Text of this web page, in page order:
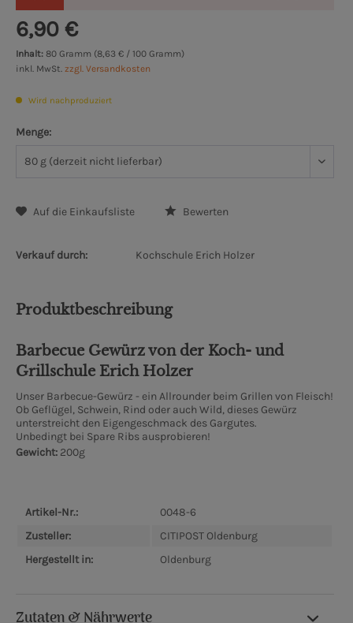
6,90 €
Inhalt: 80 Gramm (8,63 € / 100 Gramm)
inkl. MwSt. zzgl. Versandkosten
Wird nachproduziert
Menge:
Auf die Einkaufsliste Bewerten
Verkauf durch: Kochschule Erich Holzer
Produktbeschreibung
Bar­be­cue Gewürz von der Koch- und
Grillschule Erich Holzer
Unser Barbecue-Gewürz - ein Allrounder beim Grillen von Fleisch!
Ob Geflügel, Schwein, Rind oder auch Wild, dieses Gewürz
unterstreicht den Eigengeschmack des Gargutes.
Unbedingt bei Spare Ribs ausprobieren!
Gewicht: 200g
Artikel-Nr.:
0048-6
Zusteller:
CITIPOST Oldenburg
Hergestellt in:
Oldenburg